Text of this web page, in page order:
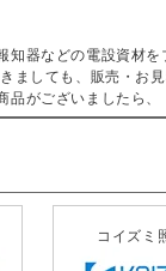
器などの電設資材を
ましても、販売・お
がございましたら
コイズミ